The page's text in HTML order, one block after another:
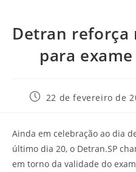
Detran reforça
para
22 de fevereiro de
Ainda em celebração ao dia
último dia 20, o Detran.SP
em torno da validade do